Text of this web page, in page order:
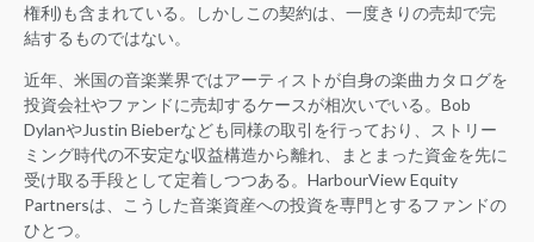
権利)も含まれている。しかしこの契約は、一度きりの売却で完
結するものではない。
近年、米国の音楽業界ではアーティストが自身の楽曲カタログを
投資会社やファンドに売却するケースが相次いでいる。Bob
DylanやJustin Bieberなども同様の取引を行っており、ストリー
ミング時代の不安定な収益構造から離れ、まとまった資金を先に
受け取る手段として定着しつつある。HarbourView Equity
Partnersは、こうした音楽資産への投資を専門とするファンドの
ひとつ。